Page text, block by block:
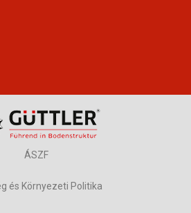
ÁSZF
és Környezeti Politika